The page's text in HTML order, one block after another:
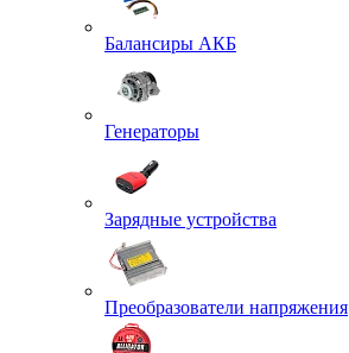
Балансиры АКБ
Генераторы
Зарядные устройства
Преобразователи напряжения